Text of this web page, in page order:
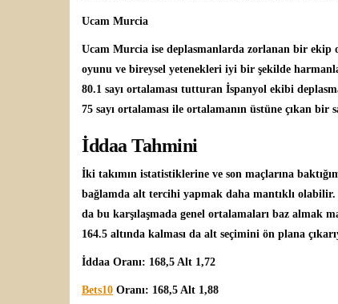
Ucam Murcia
Ucam Murcia ise deplasmanlarda zorlanan bir ekip
oyunu ve bireysel yetenekleri iyi bir şekilde
80.1 sayı ortalaması tutturan İspanyol ekibi
75 sayı ortalaması ile ortalamanın üstüne çıkan bir
İddaa Tahmini
İki takımın istatistiklerine ve son maçlarına
bağlamda alt tercihi yapmak daha mantıklı olabilir.
da bu karşılaşmada genel ortalamaları baz almak
164.5 altında kalması da alt seçimini ön plana
İddaa Oranı: 168,5 Alt 1,72
Bets10 Oranı: 168,5 Alt 1,88